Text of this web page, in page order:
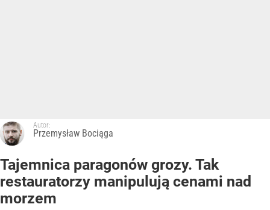
Autor:
Przemysław Bociąga
Tajemnica paragonów grozy. Tak
restauratorzy manipulują cenami nad
morzem